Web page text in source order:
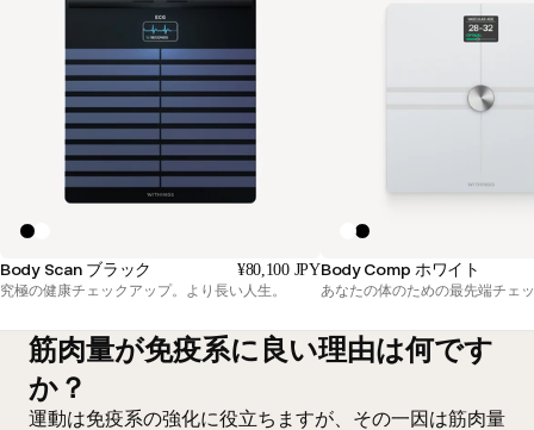
Body Scan ブラック ¥80,100 JPY
究極の健康チェックアップ。より長い人生。
Body Comp ホワイト
あなたの体のための最先端チェ
筋肉量が免疫系に良い理由は何です
か？
運動は免疫系の強化に役立ちますが、その一因は筋肉量